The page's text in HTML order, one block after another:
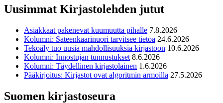
Uusimmat Kirjastolehden jutut
Asiakkaat pakenevat kuumuutta pihalle 7.8.2026
Kolumni: Sateenkaarinuori tarvitsee tietoa 24.6.2026
Tekoäly tuo uusia mahdollisuuksia kirjastoon 10.6.2026
Kolumni: Innostujan tunnustukset 8.6.2026
Kolumni: Täydellinen kirjastolainen 1.6.2026
Pääkirjoitus: Kirjastot ovat algoritmin armoilla 27.5.2026
Suomen kirjastoseura